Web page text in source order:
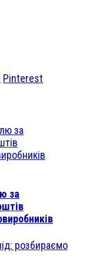
Pinterest
за